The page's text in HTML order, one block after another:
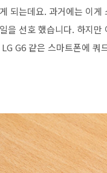
되는데요. 과거에는 이
을 선호 했습니다. 하지
G6 같은 스마트폰에